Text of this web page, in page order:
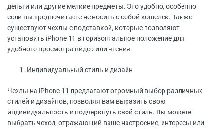
деньги или другие мелкие предметы. Это удобно, особенно
если вы предпочитаете не носить с собой кошелек. Также
существуют чехлы с подставкой, которые позволяют
установить iPhone 11 в горизонтальное положение для
удобного просмотра видео или чтения.
Индивидуальный стиль и дизайн
Чехлы на iPhone 11 предлагают огромный выбор различных
стилей и дизайнов, позволяя вам выразить свою
индивидуальность и подчеркнуть свой стиль. Вы можете
выбрать чехол, отражающий ваше настроение, интересы или